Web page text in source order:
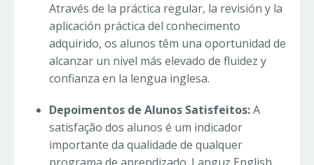
Através de la práctica regular, la revisión y la
aplicación práctica del conhecimento
adquirido, os alunos têm una oportunidad de
alcanzar un nivel más elevado de fluidez y
confianza en la lengua inglesa.
Depoimentos de Alunos Satisfeitos:A
satisfação dos alunos é um indicador
importante da qualidade de qualquer